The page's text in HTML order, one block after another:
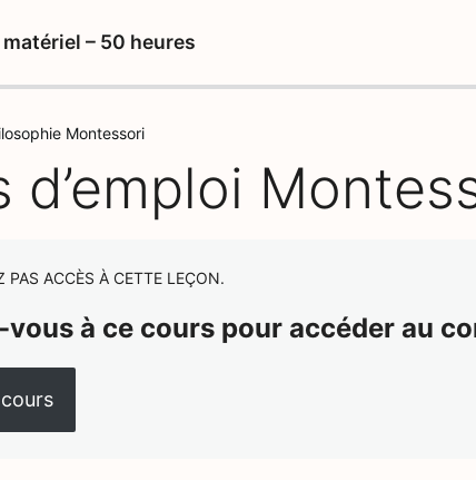
– 50 heures
Montessori
d’emploi
PAS ACCÈS À CETTE LEÇON.
à ce cours pour accéder au